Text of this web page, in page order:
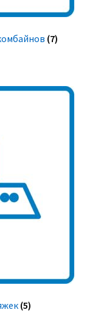
(7)
(5)